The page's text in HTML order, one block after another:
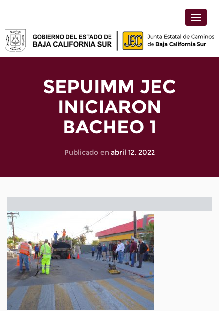
Toggle
SEPUIMM JEC
INICIARON
BACHEO 1
Publicado en abril 12, 2022